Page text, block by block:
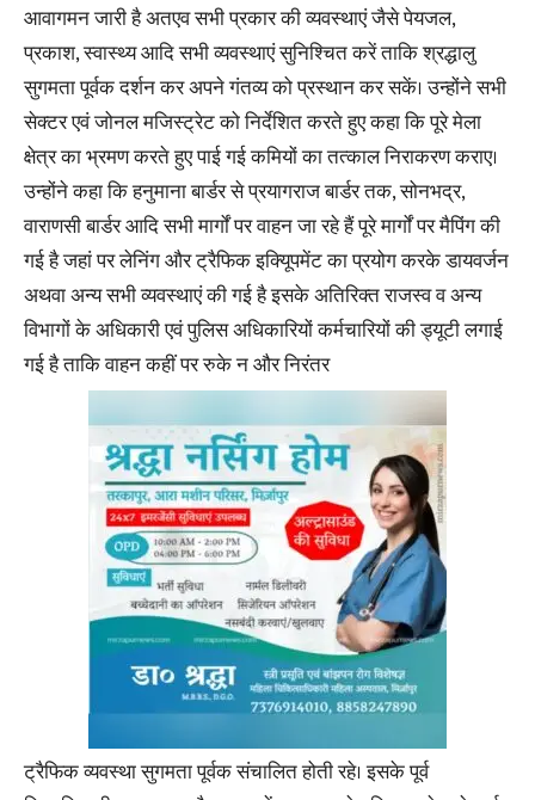
आवागमन जारी है अतएव सभी प्रकार की व्यवस्थाएं जैसे पेयजल,
प्रकाश, स्वास्थ्य आदि सभी व्यवस्थाएं सुनिश्चित करें ताकि श्रद्धालु
सुगमता पूर्वक दर्शन कर अपने गंतव्य को प्रस्थान कर सकें। उन्होंने सभी
सेक्टर एवं जोनल मजिस्ट्रेट को निर्देशित करते हुए कहा कि पूरे मेला
क्षेत्र का भ्रमण करते हुए पाई गई कमियों का तत्काल निराकरण कराए।
उन्होंने कहा कि हनुमाना बार्डर से प्रयागराज बार्डर तक, सोनभद्र,
वाराणसी बार्डर आदि सभी मार्गों पर वाहन जा रहे हैं पूरे मार्गों पर मैपिंग की
गई है जहां पर लेनिंग और ट्रैफिक इक्यिूपमेंट का प्रयोग करके डायवर्जन
अथवा अन्य सभी व्यवस्थाएं की गई है इसके अतिरिक्त राजस्व व अन्य
विभागों के अधिकारी एवं पुलिस अधिकारियों कर्मचारियों की ड्यूटी लगाई
गई है ताकि वाहन कहीं पर रुके न और निरंतर
ट्रैफिक व्यवस्था सुगमता पूर्वक संचालित होती रहे। इसके पूर्व